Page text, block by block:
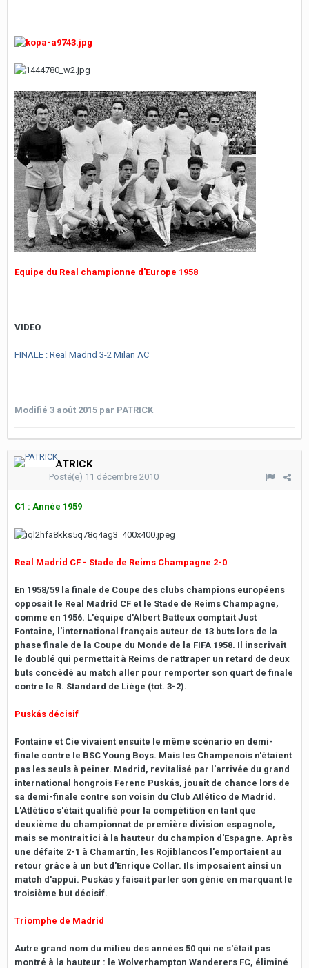
Equipe du Real championne d'Europe 1958
VIDEO
FINALE : Real Madrid 3-2 Milan AC
Modifié 3 août 2015 par PATRICK
PATRICK
Posté(e) 11 décembre 2010
C1 : Année 1959
Real Madrid CF - Stade de Reims Champagne 2-0
En 1958/59 la finale de Coupe des clubs champions européens
opposait le Real Madrid CF et le Stade de Reims Champagne,
comme en 1956. L'équipe d'Albert Batteux comptait Just
Fontaine, l'international français auteur de 13 buts lors de la
phase finale de la Coupe du Monde de la FIFA 1958. Il inscrivait
le doublé qui permettait à Reims de rattraper un retard de deux
buts concédé au match aller pour remporter son quart de finale
contre le R. Standard de Liège (tot. 3-2).
Puskás décisif
Fontaine et Cie vivaient ensuite le même scénario en demi-
finale contre le BSC Young Boys. Mais les Champenois n'étaient
pas les seuls à peiner. Madrid, revitalisé par l'arrivée du grand
international hongrois Ferenc Puskás, jouait de chance lors de
sa demi-finale contre son voisin du Club Atlético de Madrid.
L'Atlético s'était qualifié pour la compétition en tant que
deuxième du championnat de première division espagnole,
mais se montrait ici à la hauteur du champion d'Espagne. Après
une défaite 2-1 à Chamartín, les Rojiblancos l'emportaient au
retour grâce à un but d'Enrique Collar. Ils imposaient ainsi un
match d'appui. Puskás y faisait parler son génie en marquant le
troisième but décisif.
Triomphe de Madrid
Autre grand nom du milieu des années 50 qui ne s'était pas
montré à la hauteur : le Wolverhampton Wanderers FC, éliminé